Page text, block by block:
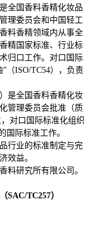
全国香料香精化妆品
理委员会和中国轻工
料香精领域内从事全
精国家标准、行业标
归口工作。对口国际
（ISO/TC54），负责
是全国香料香精化妆
管理委员会批准（质
对口国际标准化组织
国际标准工作。
行业的标准制定与完
效益。
料研究所有限公司。
SAC/TC257）